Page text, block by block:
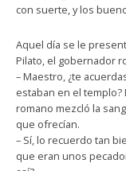
con suerte, y los
Aquel día se le
Pilato, el gobernador
– Maestro, ¿te
estaban en el
romano mezcló la
que ofrecían.
– Sí, lo recuerdo tan
que eran unos